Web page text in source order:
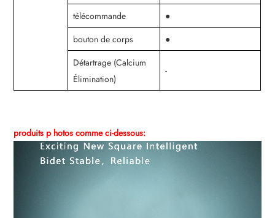
télécommande
●
bouton de corps
●
Détartrage (Calcium
Élimination)
-
produits p hotos comme ci-dessous: